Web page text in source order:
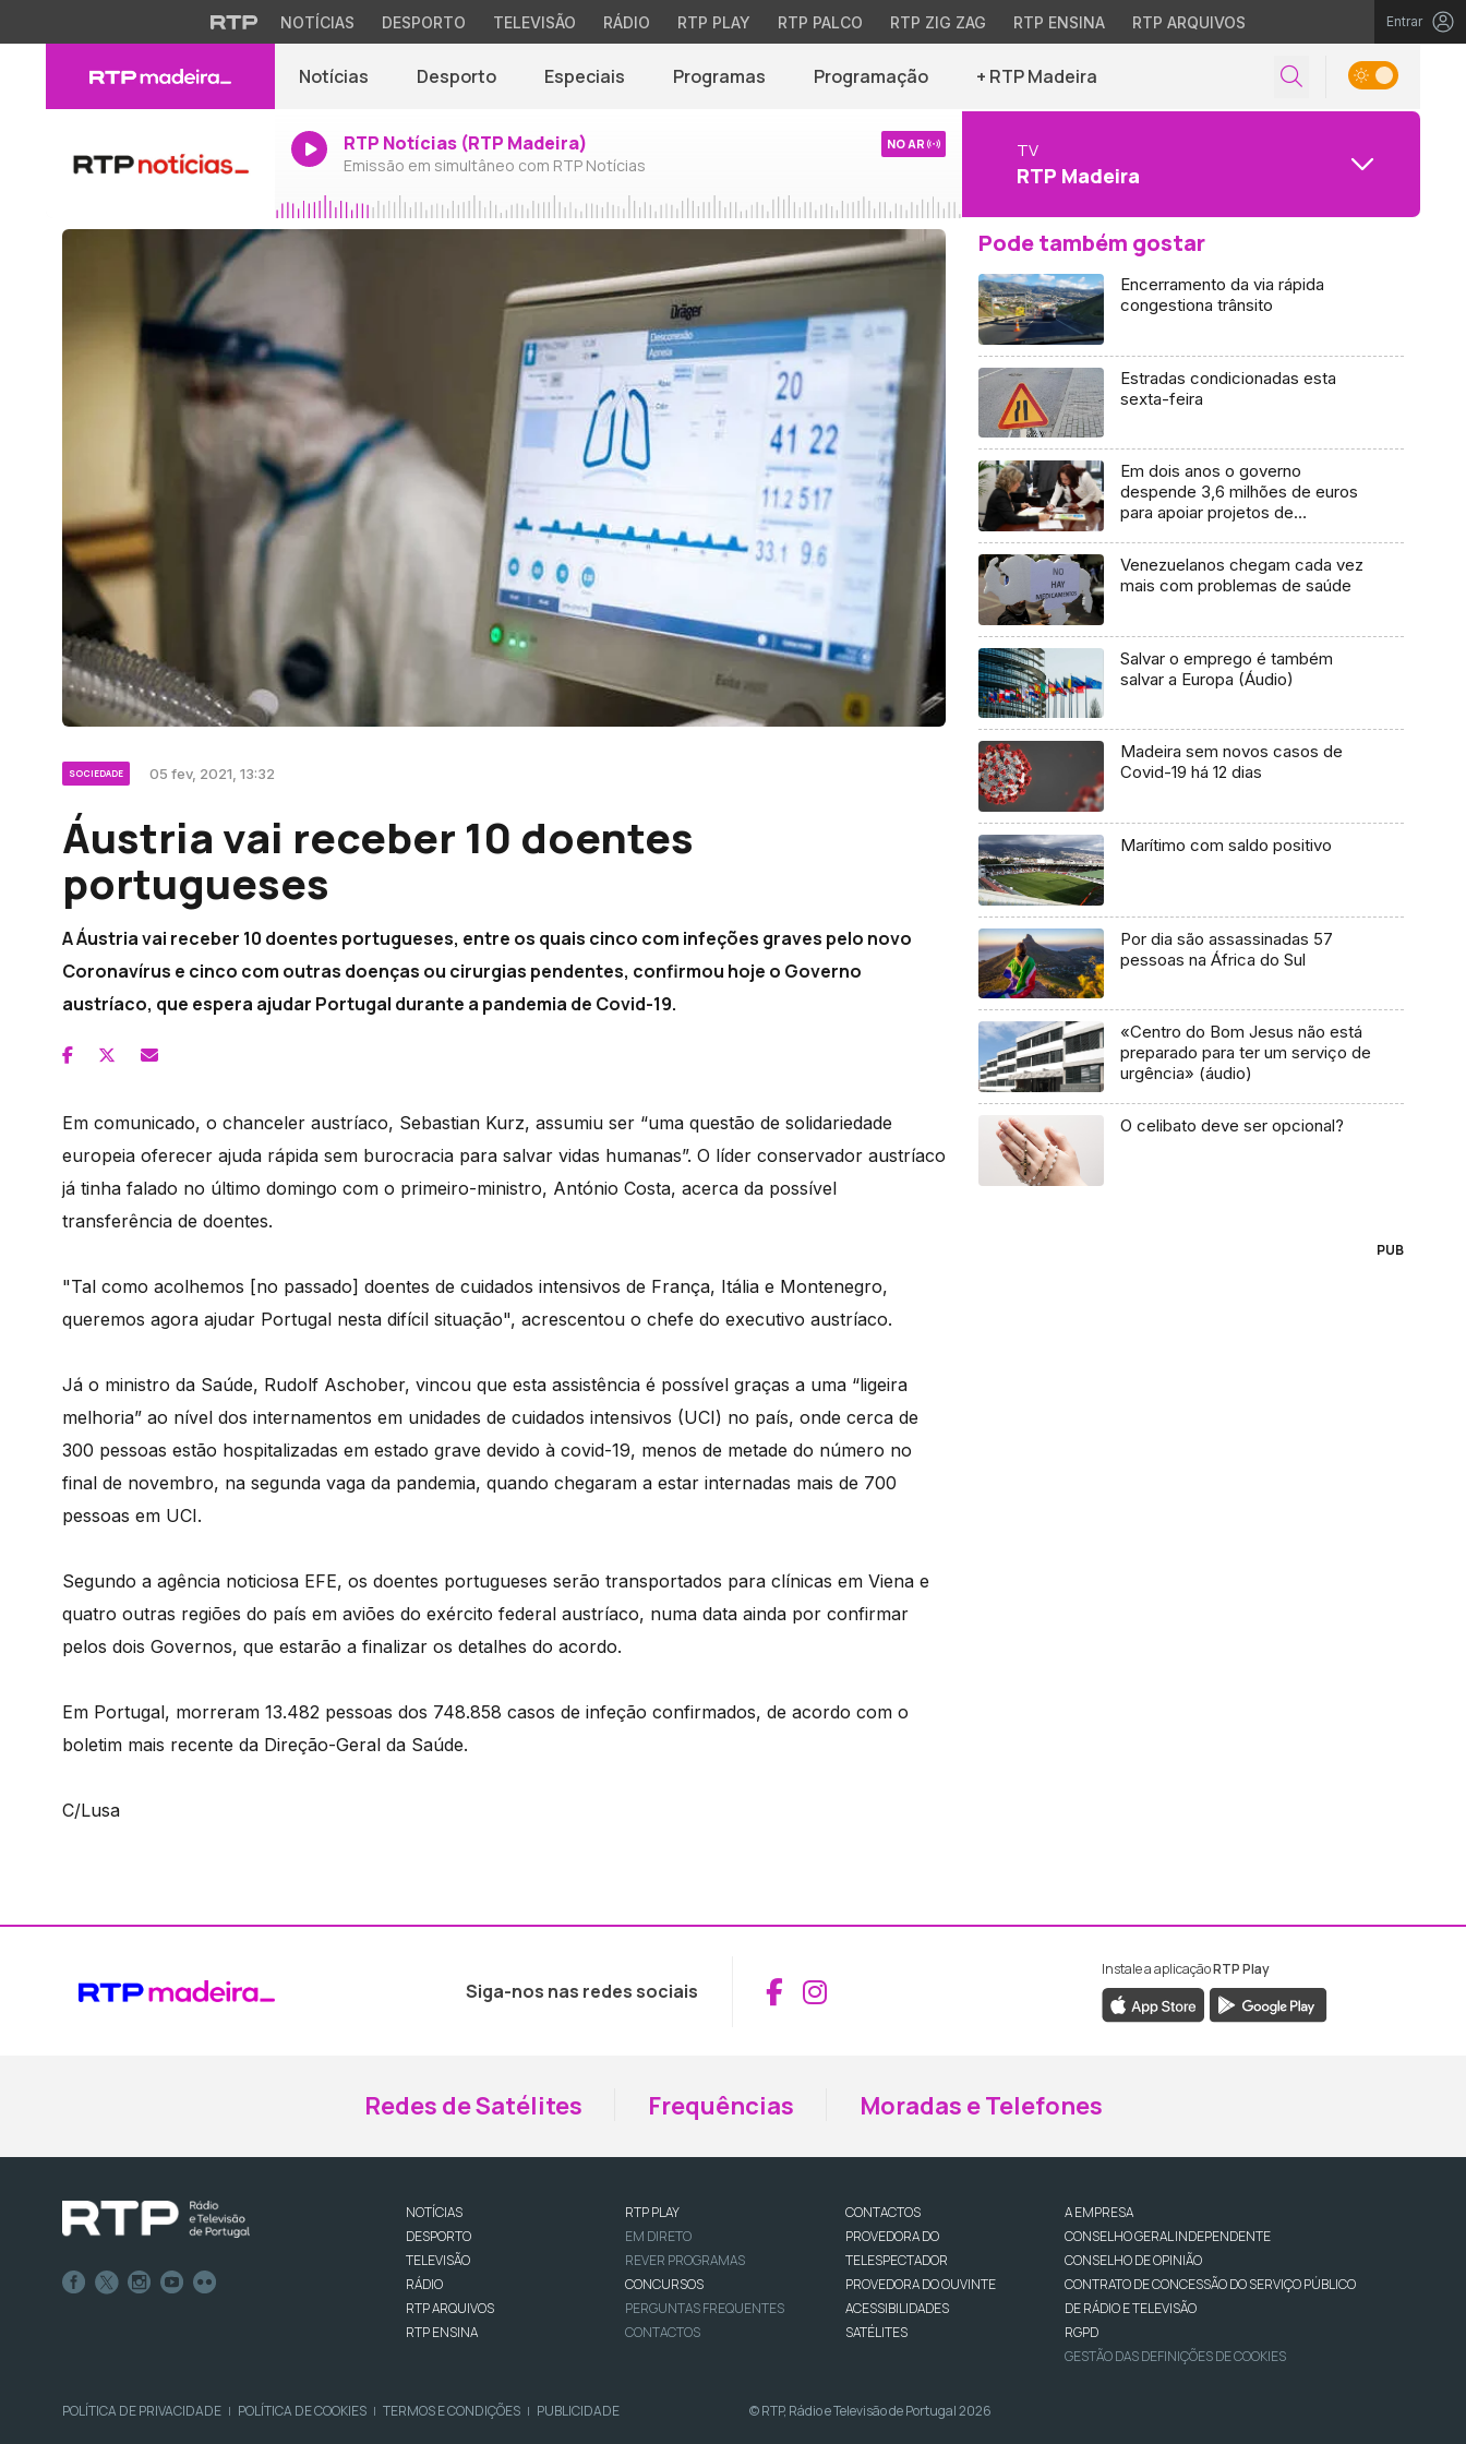
NOTÍCIAS DESPORTO TELEVISÃO RÁDIO RTP PLAY RTP PALCO RTP ZIG ZAG RTP ENSINA RTP ARQUIVOS Entrar
Notícias Desporto Especiais Programas Programação + RTP Madeira
RTP Notícias (RTP Madeira)
Emissão em simultâneo com RTP Notícias
NO AR TV
RTP Madeira
SOCIEDADE 05 fev, 2021, 13:32
Áustria vai receber 10 doentes
portugueses
A Áustria vai receber 10 doentes portugueses, entre os quais cinco com infeções graves pelo novo
Coronavírus e cinco com outras doenças ou cirurgias pendentes, confirmou hoje o Governo
austríaco, que espera ajudar Portugal durante a pandemia de Covid-19.
Em comunicado, o chanceler austríaco, Sebastian Kurz, assumiu ser “uma questão de solidariedade
europeia oferecer ajuda rápida sem burocracia para salvar vidas humanas”. O líder conservador austríaco
já tinha falado no último domingo com o primeiro-ministro, António Costa, acerca da possível
transferência de doentes.
"Tal como acolhemos [no passado] doentes de cuidados intensivos de França, Itália e Montenegro,
queremos agora ajudar Portugal nesta difícil situação", acrescentou o chefe do executivo austríaco.
Já o ministro da Saúde, Rudolf Aschober, vincou que esta assistência é possível graças a uma “ligeira
melhoria” ao nível dos internamentos em unidades de cuidados intensivos (UCI) no país, onde cerca de
300 pessoas estão hospitalizadas em estado grave devido à covid-19, menos de metade do número no
final de novembro, na segunda vaga da pandemia, quando chegaram a estar internadas mais de 700
pessoas em UCI.
Segundo a agência noticiosa EFE, os doentes portugueses serão transportados para clínicas em Viena e
quatro outras regiões do país em aviões do exército federal austríaco, numa data ainda por confirmar
pelos dois Governos, que estarão a finalizar os detalhes do acordo.
Em Portugal, morreram 13.482 pessoas dos 748.858 casos de infeção confirmados, de acordo com o
boletim mais recente da Direção-Geral da Saúde.
C/Lusa
Pode também gostar
Encerramento da via rápida
congestiona trânsito
Estradas condicionadas esta
sexta-feira
Em dois anos o governo
despende 3,6 milhões de euros
para apoiar projetos de
Venezuelanos chegam cada vez
mais com problemas de saúde
Salvar o emprego é também
salvar a Europa (Áudio)
Madeira sem novos casos de
Covid-19 há 12 dias
Marítimo com saldo positivo
Por dia são assassinadas 57
pessoas na África do Sul
«Centro do Bom Jesus não está
preparado para ter um serviço de
urgência» (áudio)
O celibato deve ser opcional?
PUB
Siga-nos nas redes sociais Aceder ao Facebook da RTP Madeira
Aceder ao Instagram da RTP Madeira
Instale a aplicaçãoRTP Play
Redes de Satélites Frequências Moradas e Telefones
NOTÍCIAS
DESPORTO
TELEVISÃO
RÁDIO
RTP ARQUIVOS
RTP ENSINA
RTP PLAY
EM DIRETO
REVER PROGRAMAS
CONCURSOS
PERGUNTAS FREQUENTES
CONTACTOS
CONTACTOS
PROVEDORA DO
TELESPECTADOR
PROVEDORA DO OUVINTE
ACESSIBILIDADES
SATÉLITES
A EMPRESA
CONSELHO GERAL INDEPENDENTE
CONSELHO DE OPINIÃO
CONTRATO DE CONCESSÃO DO SERVIÇO PÚBLICO
DE RÁDIO E TELEVISÃO
RGPD
GESTÃO DAS DEFINIÇÕES DE COOKIES
POLÍTICA DE PRIVACIDADE | POLÍTICA DE COOKIES | TERMOS E CONDIÇÕES | PUBLICIDADE © RTP, Rádio e Televisão de Portugal 2026